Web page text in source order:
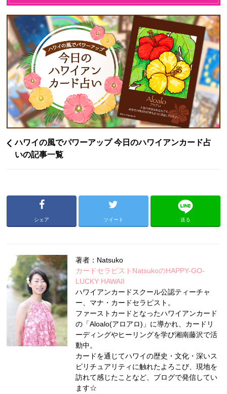
ハワイの風でパワーアップ 今日のハワイアンカード占
いの記事一覧
シェア ツイート 送る
著者：Natsuko
カードセラピストNatsukoのHAPPY-GO-
LUCKY HAWAII
ハワイアンカードスクール公認ティーチャ
ー、マナ・カードセラピスト。
ファーストカードとなったハワイアンカード
の「Aloalo(アロアロ)」に導かれ、カードリ
ーディングやヒーリングを学び湘南藤沢で活
動中。
カードを通じてハワイの歴史・文化・深いス
ピリチュアリティに触れたよろこび、現地を
訪れて感じたことなど、ブログで発信してい
ます☆